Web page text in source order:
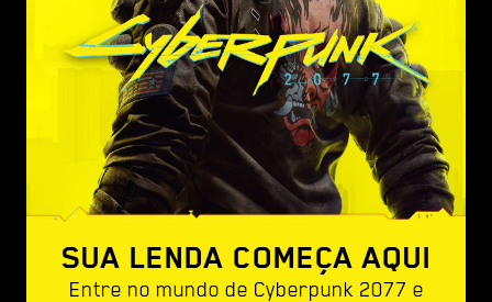
SUA LENDA COMEÇA AQUI
Entre no mundo de Cyberpunk 2077 e